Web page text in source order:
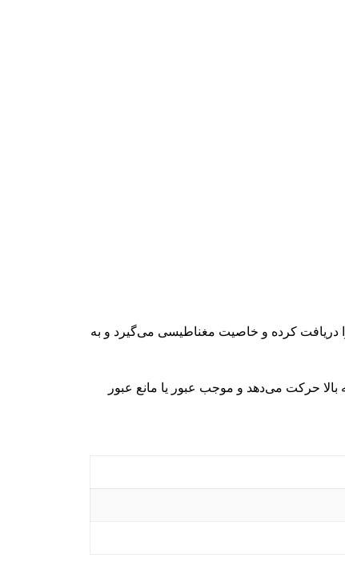
دریافت کرده و خاصیت مغناطیسی می‌گیرد و به
حرکت می‌دهد و موجب عبور یا مانع عبور